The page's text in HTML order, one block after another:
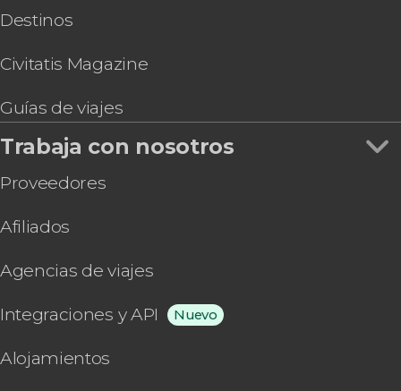
Destinos
Civitatis Magazine
Guías de viajes
Trabaja con nosotros
Proveedores
Afiliados
Agencias de viajes
Integraciones y API Nuevo
Alojamientos